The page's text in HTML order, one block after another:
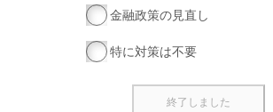
金融政策の見直し
特に対策は不要